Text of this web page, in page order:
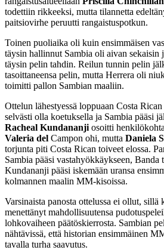
todettiin rikkeeksi, mutta tilannetta
paitsiovirhe peruutti rangaistuspotkun.
Toinen puoliaika oli kuin ensimmäisen
täysin hallinnut Sambia oli aivan sekaisin
täysin pelin tahdin. Reilun tunnin pelin
tasoittaneensa pelin, mutta Herrera oli
toimitti pallon Sambian maaliin.
Ottelun lähestyessä loppuaan Costa
selvästi olla koetuksella ja Sambia pääsi
Racheal Kundananji osoitti
Valeria del Campon ohi, mutta Daniela
torjunta piti Costa Rican toiveet elossa.
Sambia pääsi vastahyökkäykseen, Banda
Kundananji pääsi iskemään uransa
kolmannen maalin MM-kisoissa.
Varsinaista panosta ottelussa ei ollut,
menettänyt mahdollisuutensa
lohkovaiheen päätöskierrosta. Sambian
nähtävissä, että historian ensimmäinen
tavalla turha saavutus.